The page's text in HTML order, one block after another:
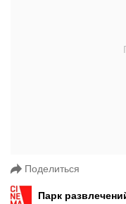
Поделиться
Парк